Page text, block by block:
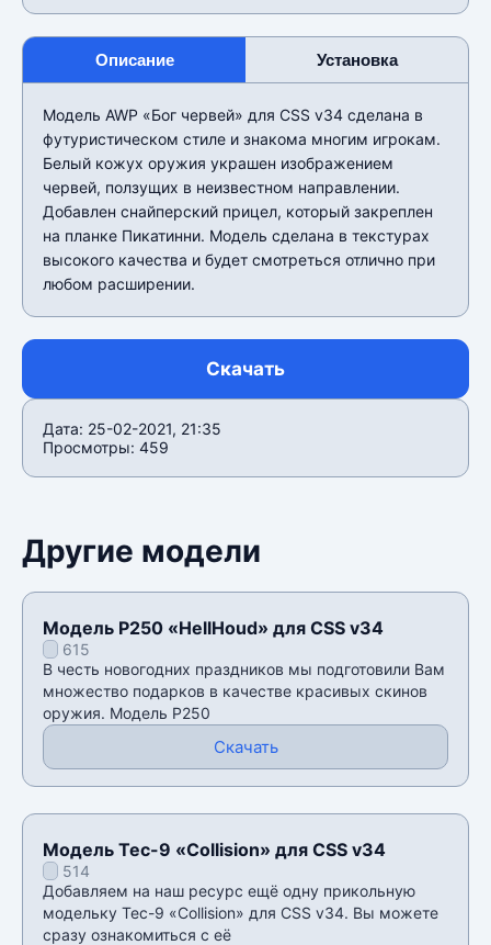
Описание Установка
Модель AWP «Бог червей» для CSS v34 сделана в
футуристическом стиле и знакома многим игрокам.
Белый кожух оружия украшен изображением
червей, ползущих в неизвестном направлении.
Добавлен снайперский прицел, который закреплен
на планке Пикатинни. Модель сделана в текстурах
высокого качества и будет смотреться отлично при
любом расширении.
Скачать
Дата: 25-02-2021, 21:35
Просмотры: 459
Другие модели
Модель P250 «HellHoud» для CSS v34
615
В честь новогодних праздников мы подготовили Вам
множество подарков в качестве красивых скинов
оружия. Модель P250
Скачать
Модель Tec-9 «Collision» для CSS v34
514
Добавляем на наш ресурс ещё одну прикольную
модельку Tec-9 «Collision» для CSS v34. Вы можете
сразу ознакомиться с её